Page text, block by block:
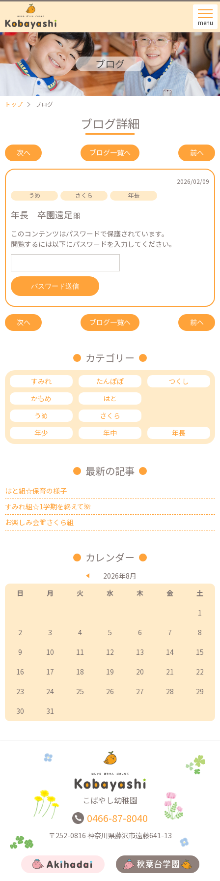
menu
ブログ
トップ ブログ
ブログ詳細
前へ
次へ ブログ一覧へ
2026/02/09
年長 卒園遠足🎀
このコンテンツはパスワードで保護されています。
閲覧するには以下にパスワードを入力してください。
前へ
次へ ブログ一覧へ
カテゴリー
すみれ たんぽぽ
つくし
かもめ
はと
うめ
さくら
年少
年中 年長
最新の記事
はと組☆保育の様子
すみれ組☆1学期を終えて🌺
お楽しみ会👘さくら組
カレンダー
2026年8月
日
月 火 水 木 金
土
1
2
3 4 5 6 7
8
9
10 11 12 13 14
15
16
17 18 19 20 21
22
23
24 25 26 27 28
29
30
31
こばやし幼稚園
0466-87-8040
〒252-0816 神奈川県藤沢市遠藤641-13